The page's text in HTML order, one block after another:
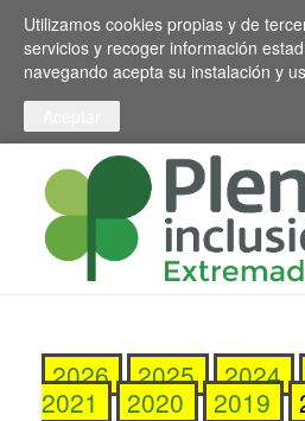
Pasar al contenido principal
Toggle high contrast
Utilizamos cookies propias y de
servicios y recoger información
navegando acepta su instalación y
2026 2025 2024
2021 2020 2019